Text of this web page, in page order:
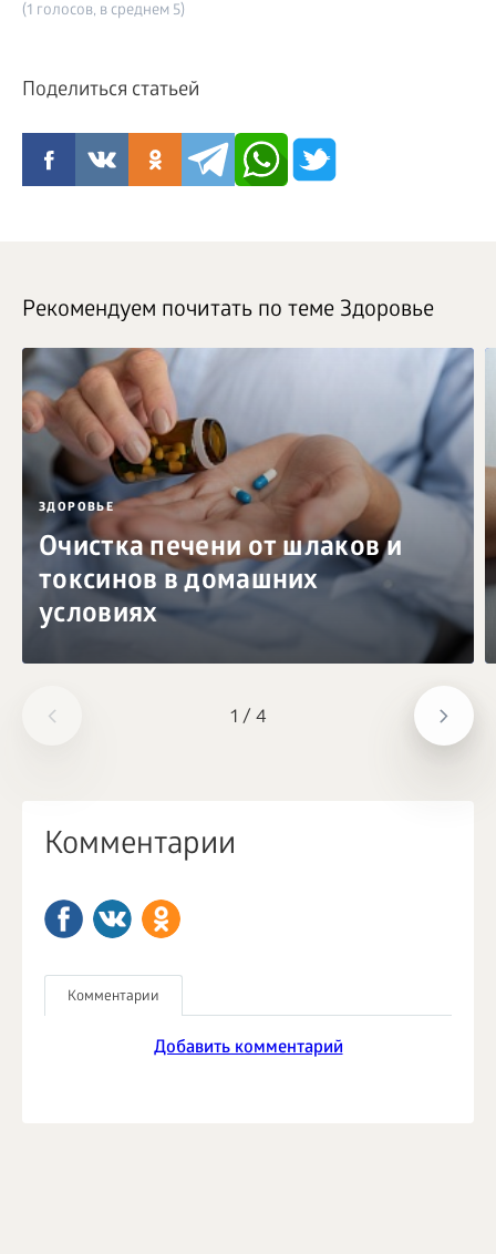
(1 голосов, в среднем 5)
Поделиться статьей
1 / 4
Рекомендуем почитать по теме Здоровье
ЗДОРОВЬЕ
Очистка печени от шлаков и
токсинов в домашних
условиях
Комментарии
Комментарии
Добавить комментарий